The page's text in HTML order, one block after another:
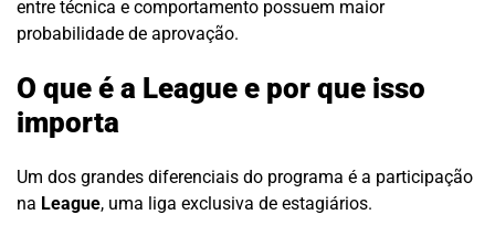
entre técnica e comportamento possuem maior
probabilidade de aprovação.
O que é a League e por que isso
importa
Um dos grandes diferenciais do programa é a participação
na League, uma liga exclusiva de estagiários.